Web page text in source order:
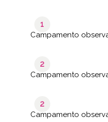
1
Campamento
2
Campamento
2
Campamento